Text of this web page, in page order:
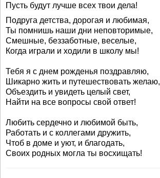
Пусть будут лучше всех твои дела!
Подруга детства, дорогая и любимая,
Ты помнишь наши дни неповторимые,
Смешные, беззаботные, веселые,
Когда играли и ходили в школу мы!
Тебя я с днем рожденья поздравляю,
Шикарно жить и путешествовать желаю,
Объездить и увидеть целый свет,
Найти на все вопросы свой ответ!
Любить сердечно и любимой быть,
Работать и с коллегами дружить,
Чтоб в доме и уют, и благодать,
Своих родных могла ты восхищать!